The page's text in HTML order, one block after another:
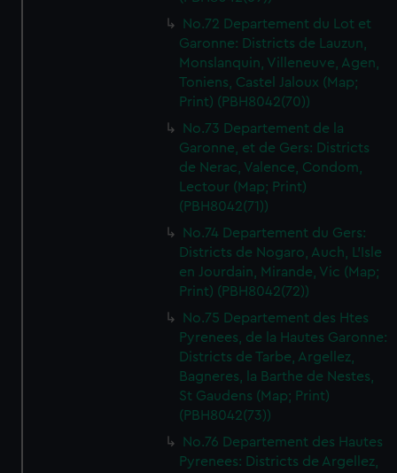
No.72 Departement du Lot et
Garonne: Districts de Lauzun,
Monslanquin, Villeneuve, Agen,
Toniens, Castel Jaloux (Map;
Print) (PBH8042(70))
No.73 Departement de la
Garonne, et de Gers: Districts
de Nerac, Valence, Condom,
Lectour (Map; Print)
(PBH8042(71))
No.74 Departement du Gers:
Districts de Nogaro, Auch, L'Isle
en Jourdain, Mirande, Vic (Map;
Print) (PBH8042(72))
No.75 Departement des Htes
Pyrenees, de la Hautes Garonne:
Districts de Tarbe, Argellez,
Bagneres, la Barthe de Nestes,
St Gaudens (Map; Print)
(PBH8042(73))
No.76 Departement des Hautes
Pyrenees: Districts de Argellez,